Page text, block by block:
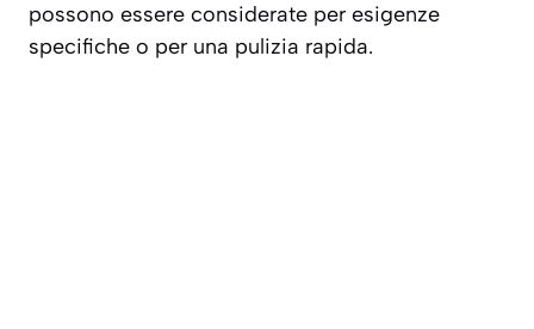
possono essere considerate per esigenze
specifiche o per una pulizia rapida.